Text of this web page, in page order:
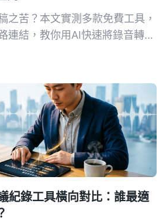
之苦？本文實測多款免費工具，
連結，教你用AI快速將錄音轉為
紀錄工具橫向對比：誰最適